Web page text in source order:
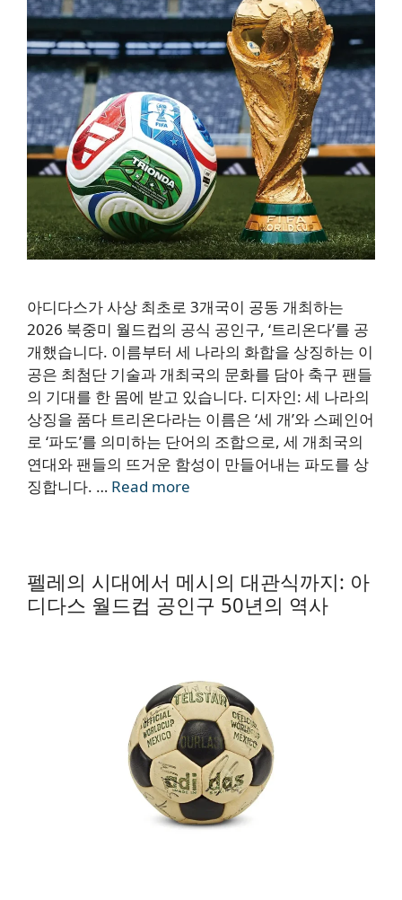
아디다스가 사상 최초로 3개국이 공동 개최하는
2026 북중미 월드컵의 공식 공인구, ‘트리온다’를 공
개했습니다. 이름부터 세 나라의 화합을 상징하는 이
공은 최첨단 기술과 개최국의 문화를 담아 축구 팬들
의 기대를 한 몸에 받고 있습니다. 디자인: 세 나라의
상징을 품다 트리온다라는 이름은 ‘세 개’와 스페인어
로 ‘파도’를 의미하는 단어의 조합으로, 세 개최국의
연대와 팬들의 뜨거운 함성이 만들어내는 파도를 상
징합니다. … Read more
펠레의 시대에서 메시의 대관식까지: 아
디다스 월드컵 공인구 50년의 역사